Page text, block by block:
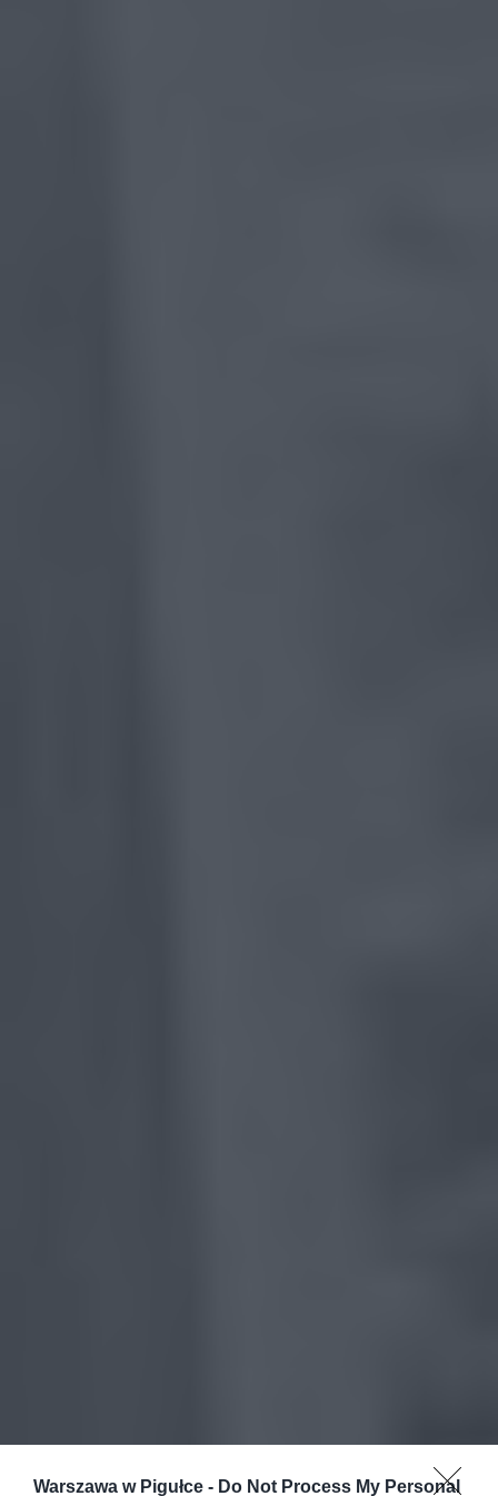
Warszawa w Pigułce - Do Not Process My Personal